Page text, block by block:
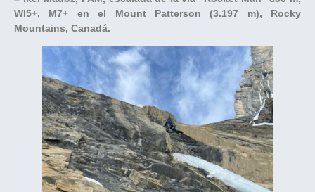
WI5+, M7+ en el Mount Patterson (3.197 m), Rocky
Mountains, Canadá.